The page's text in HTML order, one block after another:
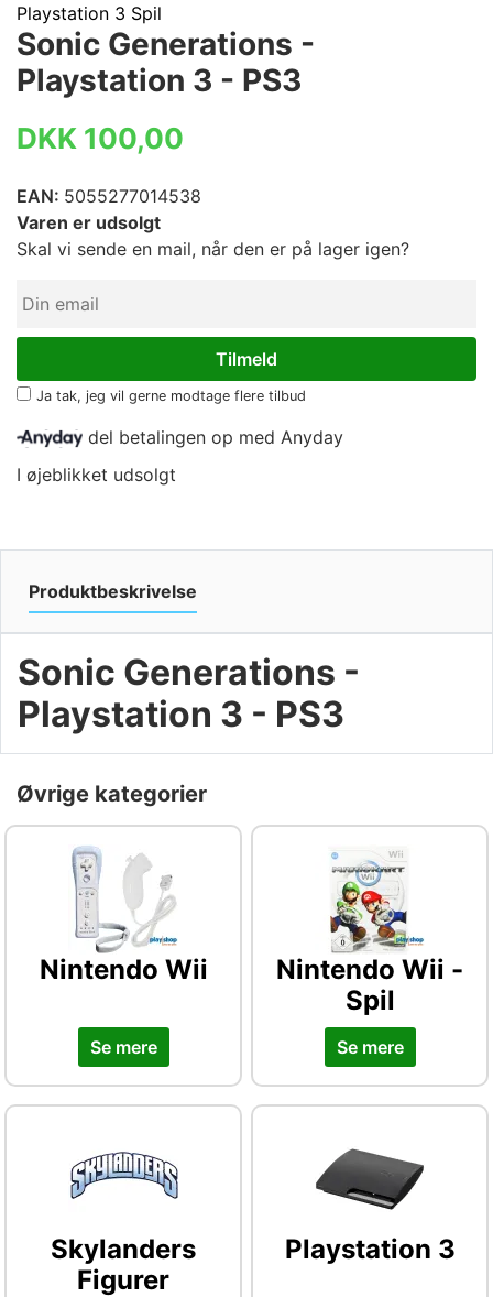
Playstation 3 Spil
Sonic Generations -
Playstation 3 - PS3
DKK 100,00
EAN: 5055277014538
Varen er udsolgt
Skal vi sende en mail, når den er på lager igen?
Ja tak, jeg vil gerne modtage flere tilbud
del betalingen op med Anyday
I øjeblikket udsolgt
Produktbeskrivelse
Sonic Generations -
Playstation 3 - PS3
Øvrige kategorier
Nintendo Wii
Se mere
Nintendo Wii -
Spil
Se mere
Skylanders
Figurer
Playstation 3